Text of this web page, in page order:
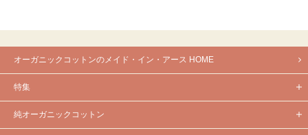
オーガニックコットンのメイド・イン・アース HOME
特集
純オーガニックコットン